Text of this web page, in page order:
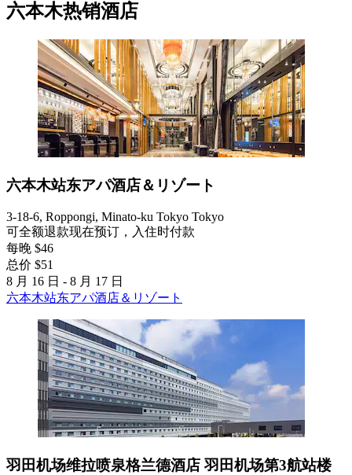
六本木热销酒店
六本木站东アパ酒店＆リゾート
3-18-6, Roppongi, Minato-ku Tokyo Tokyo
可全额退款现在预订，入住时付款
每晚 $46
总价 $51
8 月 16 日 - 8 月 17 日
六本木站东アパ酒店＆リゾート
羽田机场维拉喷泉格兰德酒店 羽田机场第3航站楼